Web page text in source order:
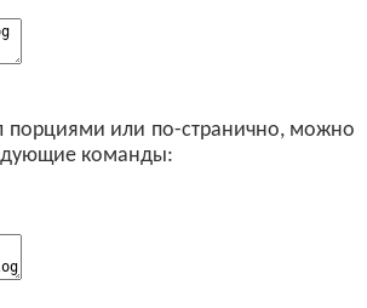
или по-странично, можно
команды: